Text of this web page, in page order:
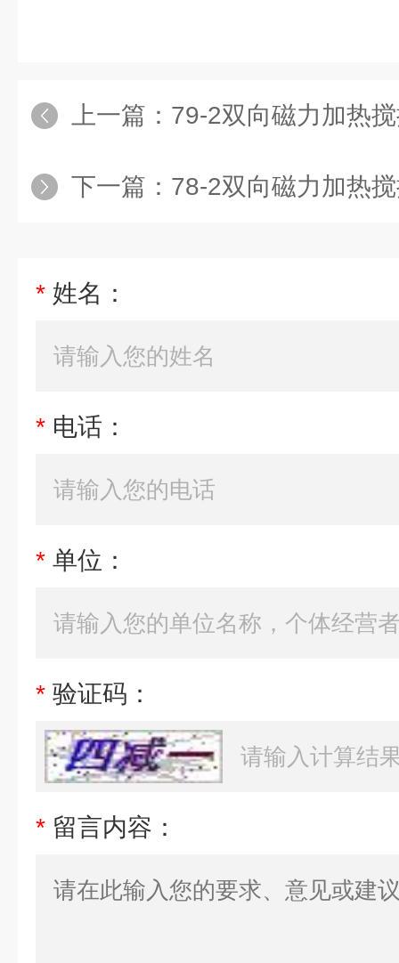
上一篇： 79-2双向磁力加热
下一篇： 78-2双向磁力加热
* 姓名：
* 电话：
* 单位：
* 验证码：
* 留言内容：